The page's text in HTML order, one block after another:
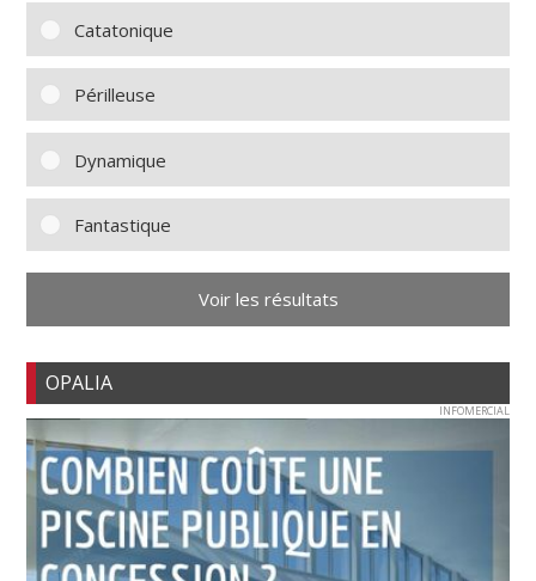
Catatonique
Périlleuse
Dynamique
Fantastique
Voir les résultats
OPALIA
INFOMERCIAL